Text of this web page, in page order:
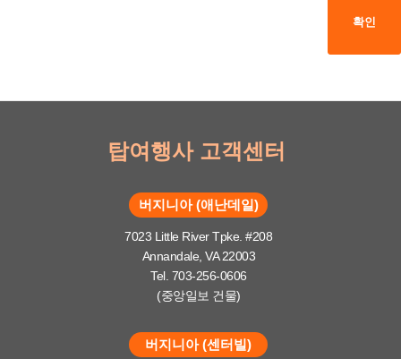
확인
탑여행사 고객센터
버지니아 (애난데일)
7023 Little River Tpke. #208
Annandale, VA 22003
Tel. 703-256-0606
(중앙일보 건물)
버지니아 (센터빌)